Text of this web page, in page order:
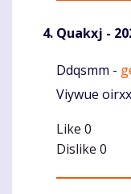
Quakxj -
Komentaras
Ddqsmm -
Viywue
Like 0
Dislike 0